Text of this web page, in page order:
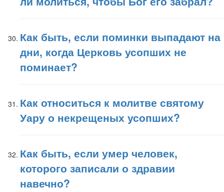
Как быть, если поминки выпадают на
дни, когда Церковь усопших не
поминает?
Как относиться к молитве святому
Уару о некрещеных усопших?
Как быть, если умер человек,
которого записали о здравии
навечно?